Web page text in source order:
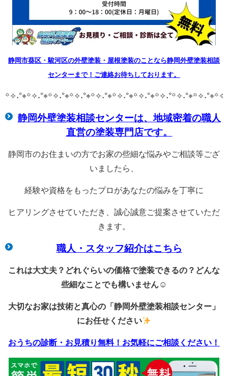
静岡市葵区・駿河区の外壁塗装・屋根塗装のことなら静岡外壁塗装相談
センターまで！ご連絡お待ちしております。
꙳✧˖°⌖꙳✧˖°⌖꙳✧˖°⌖꙳✧˖°⌖꙳✧˖°⌖꙳✧˖°⌖꙳✧˖°⌖꙳✧˖°
静岡外壁塗装相談センターは、地域密着の職人
直営の塗装専門店です。
静岡市のお住まいの方でお家の些細な悩みやご相談等ござ
いましたら、
経験や資格をもったプロがあなたの悩みを丁寧に
ヒアリングさせていただき、誠心誠意ご提案させていただ
きます。
職人・スタッフ紹介はこちら
これは大丈夫？どれぐらいの価格で塗装できるの？どんな
些細なことでも構いません☺
大切なお家は技術と真心の「静岡外壁塗装相談センター」
にお任せください
おうちの診断・お見積り無料！お気軽にご相談ください！